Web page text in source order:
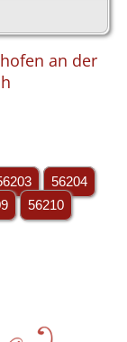
an der
56204
56210